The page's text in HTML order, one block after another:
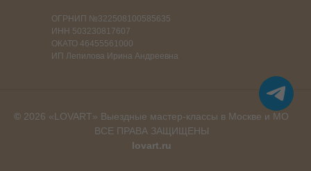
ОГРНИП №322508100585635
ИНН 503230817607
ОКАТО 46455561000
ИП Лепилова Ирина Андреевна
© 2026 «LOVART» Выездные мастер-классы в Москве и МО
ВСЕ ПРАВА ЗАЩИЩЕНЫ
lovart.ru